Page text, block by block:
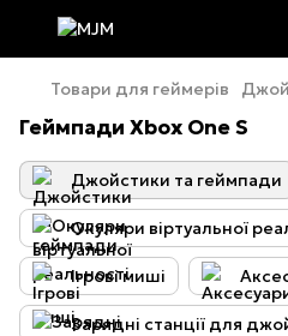
Товари для геймерів
Геймпади Xbox One S
Джойстики та геймпади
Окуляри віртуальної
Ігрові миші
Зарядні станції для